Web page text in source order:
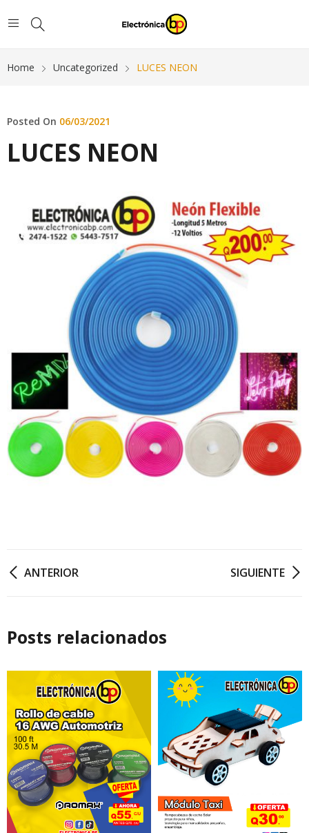
Home Uncategorized LUCES NEON
Posted On 06/03/2021
LUCES NEON
ANTERIOR SIGUIENTE
Posts relacionados